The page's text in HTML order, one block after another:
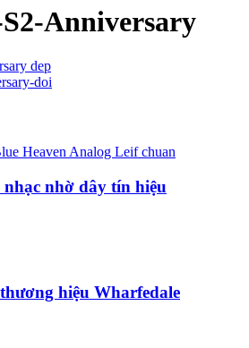
Anniversary
nhờ dây tín hiệu
hiệu Wharfedale